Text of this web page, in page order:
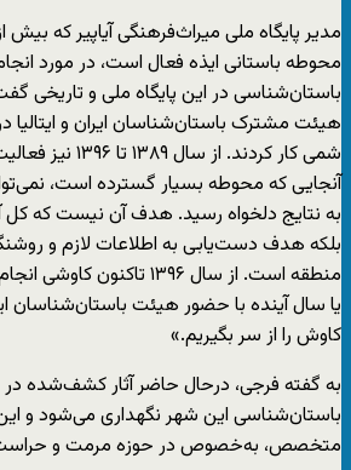
محوطه باستانی ایذه فعال است، در مورد
هیئت مشترک باستان‌شناسان ایران و ایتالیا
شمی کار کردند.
آنجایی که محوطه بسیار گسترده است،
به نتایج دلخواه رسید. هدف آن نیست که کل
بلکه هدف دست‌یابی به اطلاعات لازم و
منطقه است. از سال ۱۳۹۶
یا سال آینده با حضور هیئت باستان‌شناسان
کاوش را از سر بگیریم.»
به گفته فرجی، درحال حاضر آثار کشف‌شده در
باستان‌شناسی این شهر نگهداری می‌شود و این
متخصص، به‌خصوص در حوزه مرمت و